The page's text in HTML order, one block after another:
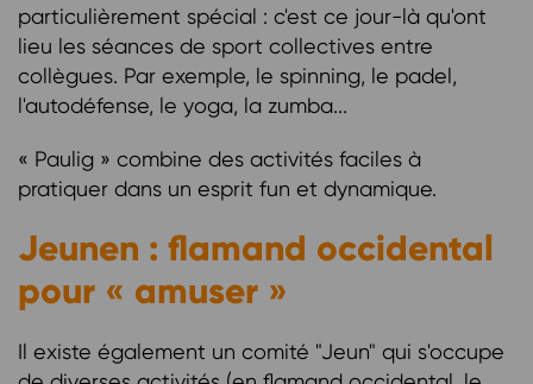
particulièrement spécial : c'est ce jour-là qu'ont
lieu les séances de sport collectives entre
collègues. Par exemple, le spinning, le padel,
l'autodéfense, le yoga, la zumba...
« Paulig » combine des activités faciles à
pratiquer dans un esprit fun et dynamique.
Jeunen : flamand occidental
pour « amuser »
Il existe également un comité "Jeun" qui s'occupe